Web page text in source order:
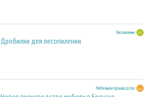
Лесопиление
Дробилки для лесопиления
Мебельное производство